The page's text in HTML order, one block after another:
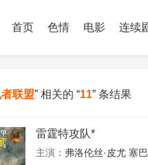
首页 色情 电影 连续
联盟” 相关的 “11” 条结果
雷霆特攻队*
主演： 弗洛伦丝·皮尤 塞